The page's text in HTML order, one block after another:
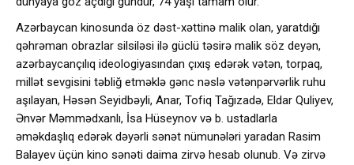
Azərbaycan kinosunda öz dəst-xəttinə malik olan, yaratdığı
qəhrəman obrazlar silsiləsi ilə güclü təsirə malik söz deyən,
azərbaycançılıq ideologiyasından çıxış edərək vətən, torpaq,
millət sevgisini təbliğ etməklə gənc nəslə vətənpərvərlik ruhu
aşılayan, Həsən Seyidbəyli, Anar, Tofiq Tağızadə, Eldar Quliyev,
Ənvər Məmmədxanlı, İsa Hüseynov və b. ustadlarla
əməkdaşlıq edərək dəyərli sənət nümunələri yaradan Rasim
Balayev üçün kino sənəti daima zirvə hesab olunub. Və zirvə